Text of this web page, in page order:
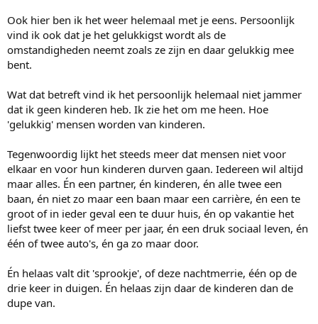
Ook hier ben ik het weer helemaal met je eens. Persoonlijk
vind ik ook dat je het gelukkigst wordt als de
omstandigheden neemt zoals ze zijn en daar gelukkig mee
bent.
Wat dat betreft vind ik het persoonlijk helemaal niet jammer
dat ik geen kinderen heb. Ik zie het om me heen. Hoe
'gelukkig' mensen worden van kinderen.
Tegenwoordig lijkt het steeds meer dat mensen niet voor
elkaar en voor hun kinderen durven gaan. Iedereen wil altijd
maar alles. Én een partner, én kinderen, én alle twee een
baan, én niet zo maar een baan maar een carrière, én een te
groot of in ieder geval een te duur huis, én op vakantie het
liefst twee keer of meer per jaar, én een druk sociaal leven, én
één of twee auto's, én ga zo maar door.
Én helaas valt dit 'sprookje', of deze nachtmerrie, één op de
drie keer in duigen. Én helaas zijn daar de kinderen dan de
dupe van.